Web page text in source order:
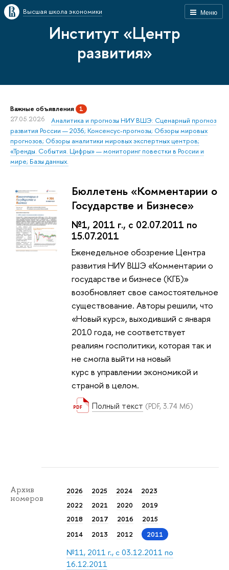
Меню
Высшая школа экономики
Институт «Центр
развития»
Важные объявления 1
27.05.2026
Аналитика и прогнозы НИУ ВШЭ: Сценарный прогноз
развития России — 2036; Консенсус-прогнозы; Обзоры мировых
прогнозов; Обзоры аналитики мировых экспертных центров;
«Тренды. События. Цифры» — мониторинг повестки в России и
мире; Базы данных.
Бюллетень «Комментарии о
Государстве и Бизнесе»
№1, 2011 г., с 02.07.2011 по
15.07.2011
Еженедельное обозрение Центра
развития НИУ ВШЭ «Комментарии о
государстве и бизнесе (КГБ)»
возобновляет свое самостоятельное
существование. Авторы решили, что
«Новый курс», выходивший с января
2010 года, не соответствует
реалиям госполитики, которая так и
не смогла выйти на новый
курс в управлении экономикой и
страной в целом.
Полный текст (PDF, 3.74 Мб)
Архив
номеров
2026 2025 2024
2023
2022
2021 2020
2019
2018
2017 2016
2015
2014
2013 2012 2011
№11, 2011 г., с 03.12.2011 по
16.12.2011